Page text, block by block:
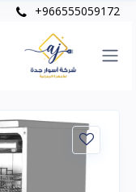
+966555059172